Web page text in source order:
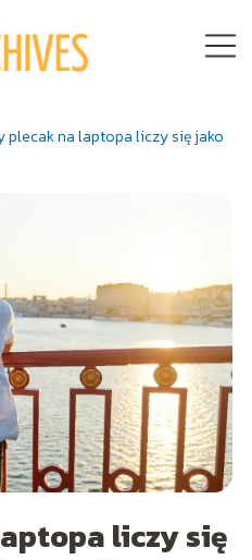
plecak na laptopa liczy się jako
liczy się